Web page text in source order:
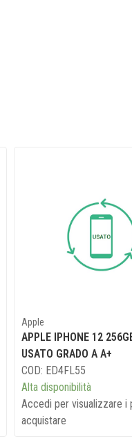
Apple
APPLE IPHONE 12
USATO GRADO A A+
COD: ED4FL55
Alta disponibilità
Accedi per visualizzare i
acquistare